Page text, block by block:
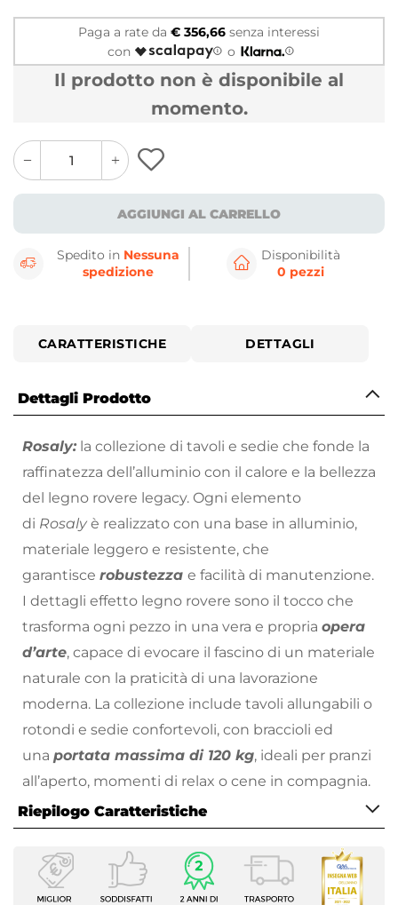
Paga a rate da € 356,66 senza interessi
con
o
Il prodotto non è disponibile al
momento.
quantity
button
quantity
minus
button
AGGIUNGI AL CARRELLO
Spedito in Nessuna
spedizione
Disponibilità
0 pezzi
CARATTERISTICHE DETTAGLI
Dettagli Prodotto
Rosaly:la collezione di tavoli e sedie che fonde la
raffinatezza dell’alluminio con il calore e la bellezza
del legno rovere legacy. Ogni elemento
di Rosaly è realizzato con una base in alluminio,
materiale leggero e resistente, che
garantisce robustezza e facilità di manutenzione.
I dettagli effetto legno rovere sono il tocco che
trasforma ogni pezzo in una vera e propria opera
d’arte, capace di evocare il fascino di un materiale
naturale con la praticità di una lavorazione
moderna. La collezione include tavoli allungabili o
rotondi e sedie confortevoli, con braccioli ed
una portata massima di 120 kg, ideali per pranzi
all’aperto, momenti di relax o cene in compagnia.
Grazie alla finitura effetto legno,
si inserisce
perfettamente in ogni tipo di ambiente,
portando unasensazione di calore e
accoglienzasenza compromessi sulla resistenza
Riepilogo Caratteristiche
Caratteristiche
Tipologia